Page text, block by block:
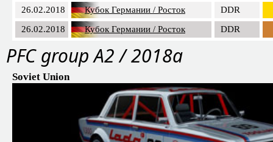
26.02.2018
Кубок Германии / Росток
DDR
26.02.2018
Кубок Германии / Росток DDR
PFС group A2 / 2018a
Soviet Union